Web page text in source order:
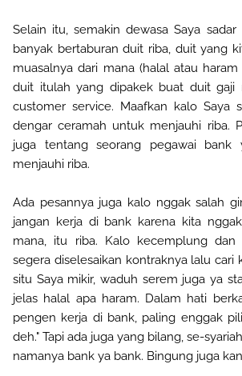
Selain itu, semakin dewasa Saya
banyak bertaburan duit riba, duit yang
muasalnya dari mana (halal atau
duit itulah yang dipakek buat duit gaji
customer service. Maafkan kalo Saya
dengar ceramah untuk menjauhi riba.
juga tentang seorang pegawai bank
menjauhi riba.
Ada pesannya juga kalo nggak salah
jangan kerja di bank karena kita
mana, itu riba. Kalo kecemplung
segera diselesaikan kontraknya lalu cari
situ Saya mikir, waduh serem juga ya
jelas halal apa haram. Dalam hati
pengen kerja di bank, paling enggak
deh." Tapi ada juga yang bilang, se-
namanya bank ya bank. Bingung juga